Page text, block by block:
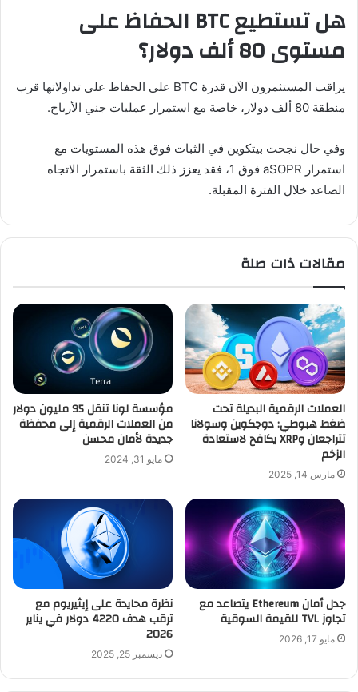
هل تستطيع BTC الحفاظ على
مستوى 80 ألف دولار؟
يراقب المستثمرون الآن قدرة BTC على الحفاظ على تداولاتها قرب
منطقة 80 ألف دولار، خاصة مع استمرار عمليات جني الأرباح.
وفي حال نجحت بيتكوين في الثبات فوق هذه المستويات مع
استمرار aSOPR فوق 1، فقد يعزز ذلك الثقة باستمرار الاتجاه
الصاعد خلال الفترة المقبلة.
مقالات ذات صلة
العملات الرقمية البديلة تحت
ضغط هبوطي: دوجكوين وسولانا
تتراجعان وXRP يكافح لاستعادة
الزخم
مارس 14, 2025
مؤسسة لونا تنقل 95 مليون دولار
من العملات الرقمية إلى محفظة
جديدة لأمان محسن
مايو 31, 2024
جدل أمان Ethereum يتصاعد مع
تجاوز TVL للقيمة السوقية
مايو 17, 2026
نظرة محايدة على إيثيريوم مع
ترقب هدف 4220 دولار في يناير
2026
ديسمبر 25, 2025